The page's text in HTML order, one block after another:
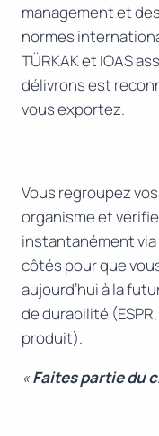
management et
normes
TÜRKAK et IOAS
délivrons est
vous exportez.
Vous regroupez
organisme et
instantanément via
côtés pour que
aujourd’hui à la
de durabilité
produit).
«Faites partie du